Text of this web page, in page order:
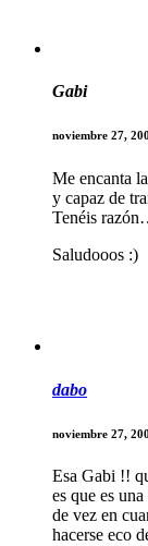
Gabi
noviembre 27,
Me encanta
y capaz de
Tenéis
Saludooos :)
dabo
noviembre 27,
Esa Gabi !!
es que es
de vez en
hacerse eco